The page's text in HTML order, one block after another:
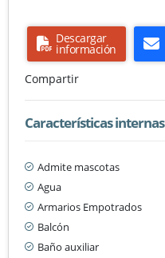
Descargar
información
Compartir
Características internas
Admite mascotas
Agua
Armarios Empotrados
Balcón
Baño auxiliar